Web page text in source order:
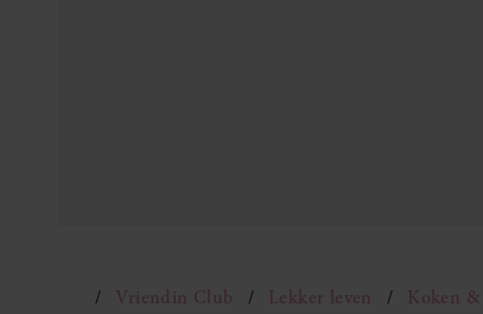
Vriendin Club Lekker leven
Koken